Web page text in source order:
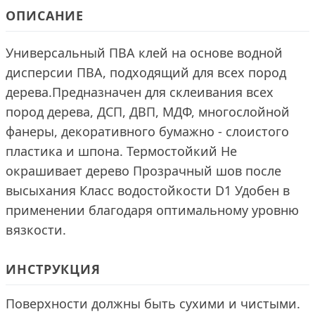
ОПИСАНИЕ
Универсальный ПВА клей на основе водной
дисперсии ПВА, подходящий для всех пород
дерева.Предназначен для склеивания всех
пород дерева, ДСП, ДВП, МДФ, многослойной
фанеры, декоративного бумажно - слоистого
пластика и шпона. Термостойкий Не
окрашивает дерево Прозрачный шов после
высыхания Класс водостойкости D1 Удобен в
применении благодаря оптимальному уровню
вязкости.
ИНСТРУКЦИЯ
Поверхности должны быть сухими и чистыми.